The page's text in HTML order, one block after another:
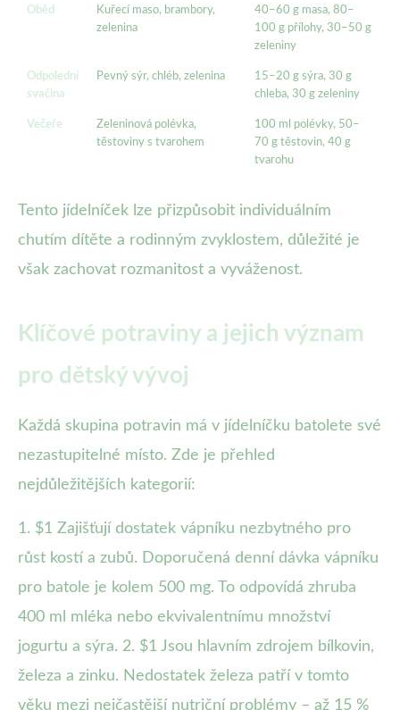
Oběd
Kuřecí maso, brambory,
zelenina
40–60 g masa, 80–
100 g přílohy, 30–50 g
zeleniny
Odpolední
svačina
Pevný sýr, chléb, zelenina
15–20 g sýra, 30 g
chleba, 30 g zeleniny
Večeře
Zeleninová polévka,
těstoviny s tvarohem
100 ml polévky, 50–
70 g těstovin, 40 g
tvarohu
Tento jídelníček lze přizpůsobit individuálním
chutím dítěte a rodinným zvyklostem, důležité je
však zachovat rozmanitost a vyváženost.
Klíčové potraviny a jejich význam
pro dětský vývoj
Každá skupina potravin má v jídelníčku batolete své
nezastupitelné místo. Zde je přehled
nejdůležitějších kategorií:
1. $1 Zajišťují dostatek vápníku nezbytného pro
růst kostí a zubů. Doporučená denní dávka vápníku
pro batole je kolem 500 mg. To odpovídá zhruba
400 ml mléka nebo ekvivalentnímu množství
jogurtu a sýra. 2. $1 Jsou hlavním zdrojem bílkovin,
železa a zinku. Nedostatek železa patří v tomto
věku mezi nejčastější nutriční problémy – až 15 %